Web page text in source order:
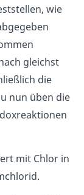
wie
gleichst
die
nun üben die
mit Chlor in